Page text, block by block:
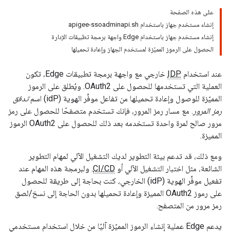
على هذه الصفحة
إنشاء مستخدم جهاز باستخدام apigee-ssoadminapi.sh
إنشاء مستخدم جهاز باستخدام Edge واجهة برمجة تطبيقات الإدارة
الحصول على الرموز المميّزة لمستخدم الجهاز وإعادة تحميلها
عند استخدام IDP
خارجي مع واجهة برمجة تطبيقات Edge، تكون
العملية التي تستخدمها للحصول على OAuth2. ويُطلق على الرموز
المميّزة للوصول وإعادة تحميلها من تفاعل موفِّر الهوية (idP) اسم
تدفق
رمز المرور . مع مسار رمز المرور، فإنك تستخدم متصفحًا للحصول على رمز
مرور صالح لمرة واحدة تستخدمه بعد ذلك للحصول على OAuth2 الرموز
المميزة.
ومع ذلك، قد تدعم بيئة التطوير لديك التشغيل الآلي لمهام التطوير
الشائعة، مثل اختبار التشغيل الآلي أو CI/CD. ولبرمجة هذه المهام عند
تفعيل موفِّر الهوية (idP) الخارجي، كنت بحاجة إلى طريقة للحصول
على رموز OAuth2 المميزة وإعادة تحميلها بدون الحاجة إلى نسخ/لصق
رمز مرور من المتصفح.
يدعم Edge عملية إنشاء الرموز المميّزة آليًا من خلال استخدام مستخدمي